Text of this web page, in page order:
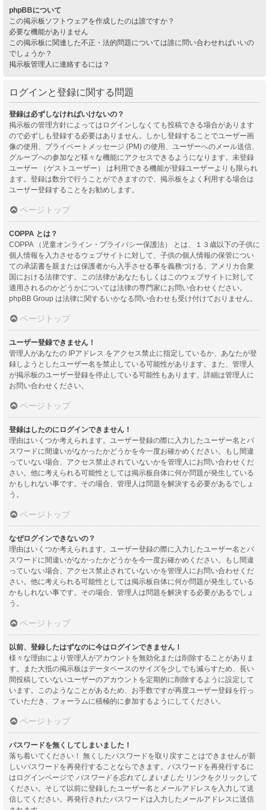
phpBBについて
この掲示板ソフトウェアを作成したのは誰ですか？
必要な機能がありません
この掲示板に関連した不正・法的問題については誰に問い合わせればいいの
でしょうか？
掲示板管理人に連絡するには？
ログインと登録に関する問題
登録は必ずしなければいけないの？
掲示板の管理方針によってはログインしなくても投稿できる場合があります
ので必ずしも登録する必要はありません。しかし登録することでユーザー画
像の使用、プライベートメッセージ (PM) の使用、ユーザーへのメール送信、
グループへの参加など様々な機能にアクセスできるようになります。未登録
ユーザー （ゲストユーザー） は利用できる機能が登録ユーザーよりも限られ
ます。登録は数分で行うことができますので、掲示板をよく利用する場合は
ユーザー登録することをお勧めします。
ページトップ
COPPA とは？
COPPA （児童オンライン・プライバシー保護法） とは、１３歳以下の子供に
個人情報を入力させるウェブサイトに対して、子供の個人情報の保管につい
ての承諾書を親または保護者から入手させる事を義務づける、アメリカ合衆
国における法律です。この法律があなたもしくはこのウェブサイトに対して
適用されるのかどうかについては法律の専門家にお問い合わせください。
phpBB Group は法律に関するいかなる問い合わせも受け付けておりません。
ページトップ
ユーザー登録できません！
管理人があなたの IPアドレス をアクセス禁止に指定しているか、あなたが登
録しようとしたユーザー名を禁止している可能性があります。また、管理人
が掲示板のユーザー登録を停止している可能性もあります。詳細は管理人に
お問い合わせください。
ページトップ
登録はしたのにログインできません！
理由はいくつか考えられます。ユーザー登録の際に入力したユーザー名とパ
スワードに間違いがなかったかどうかを今一度お確かめください。もし間違
っていない場合、アクセス禁止されていないかを管理人にお問い合わせくだ
さい。他に考えられる可能性としては掲示板自体に何か問題が発生している
かもしれない事です。その場合、管理人は問題を解決する必要があるでしょ
う。
ページトップ
なぜログインできないの？
理由はいくつか考えられます。ユーザー登録の際に入力したユーザー名とパ
スワードに間違いがなかったかどうかを今一度お確かめください。もし間違
っていない場合、アクセス禁止されていないかを管理人にお問い合わせくだ
さい。他に考えられる可能性としては掲示板自体に何か問題が発生している
かもしれない事です。その場合、管理人は問題を解決する必要があるでしょ
う。
ページトップ
以前、登録したはずなのに今はログインできません！
様々な理由により管理人がアカウントを無効化または削除することがありま
す。また大抵の掲示板はデータベースのサイズを少しでも減らすため、長い
間投稿していないユーザーのアカウントを定期的に削除するように設定して
います。このようなことがあるため、お手数ですが再度ユーザー登録を行っ
ていただき、フォーラムに積極的に参加するようにしてください。
ページトップ
パスワードを無くしてしまいました！
落ち着いてください！ 無くしたパスワードを取り戻すことはできませんが新
しいパスワードを再発行することならできます。パスワードを再発行するに
はログインページで パスワードを忘れてしまいました リンクをクリックして
ください。そして以前に登録したユーザー名とメールアドレスを入力して送
信してください。再発行されたパスワードは入力したメールアドレスに送信